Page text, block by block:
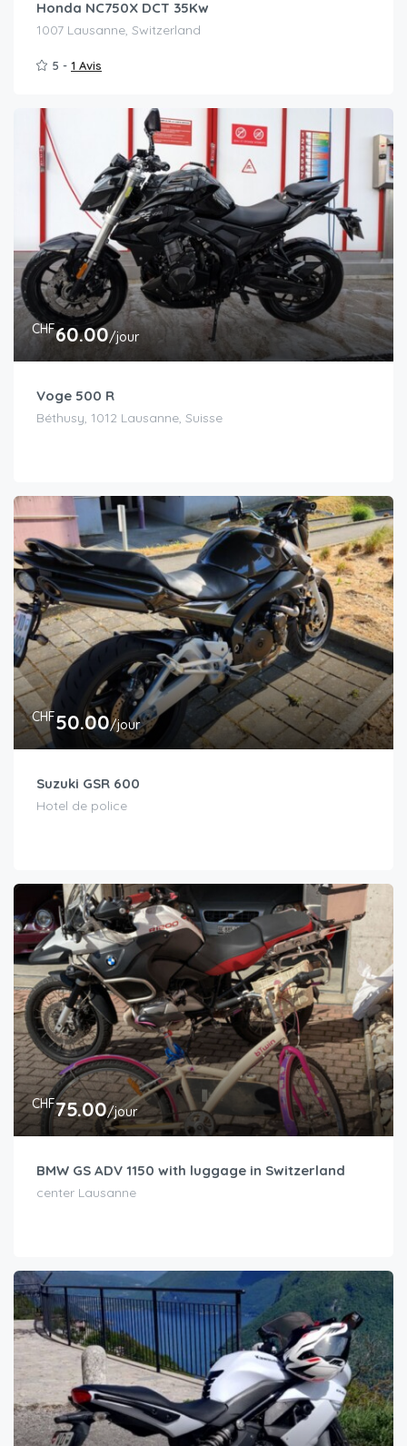
Honda NC750X DCT 35Kw
1007 Lausanne, Switzerland
5 - 1 Avis
CHF60.00/jour
Voge 500 R
Béthusy, 1012 Lausanne, Suisse
CHF50.00/jour
Suzuki GSR 600
Hotel de police
CHF75.00/jour
BMW GS ADV 1150 with luggage in Switzerland
center Lausanne